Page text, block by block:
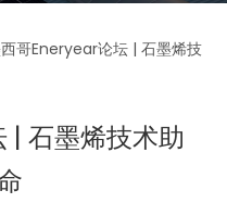
哥Eneryear论坛 | 石墨烯技
石墨烯技术助